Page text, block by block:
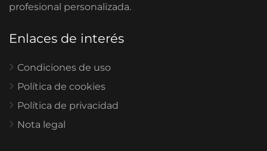
profesional personalizada.
Enlaces de interés
Condiciones de uso
Política de cookies
Política de privacidad
Nota legal